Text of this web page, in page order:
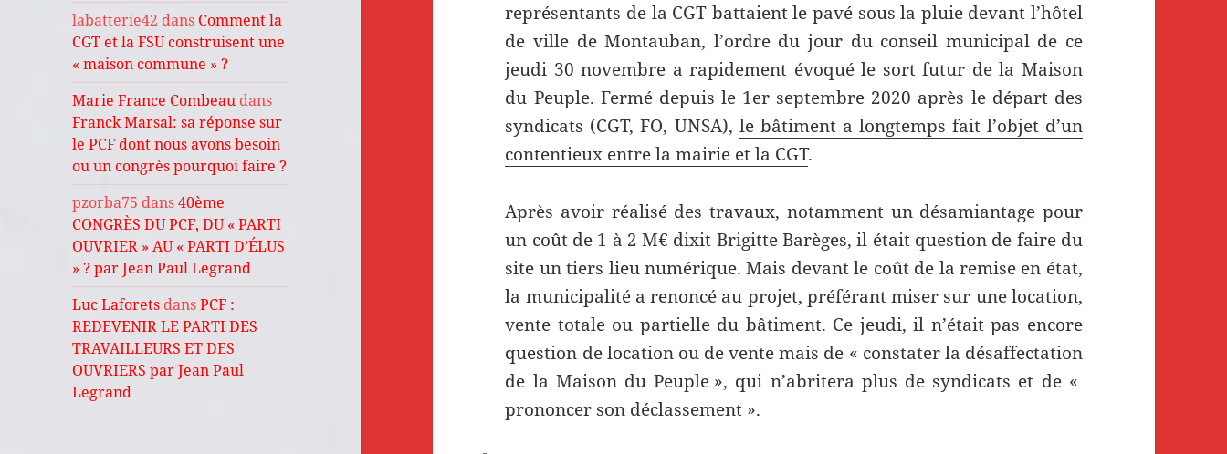
labatterie42 dans Comment la
CGT et la FSU construisent une
« maison commune » ?
Marie France Combeau dans
Franck Marsal: sa réponse sur
le PCF dont nous avons besoin
ou un congrès pourquoi faire ?
pzorba75 dans40ème
CONGRÈS DU PCF, DU « PARTI
OUVRIER » AU « PARTI D’ÉLUS
» ? par Jean Paul Legrand
Luc Laforets dansPCF :
REDEVENIR LE PARTI DES
TRAVAILLEURS ET DES
OUVRIERS par Jean Paul
Legrand
représentants de la CGT battaient le pavé sous la pluie devant l’hôtel
de ville de Montauban, l’ordre du jour du conseil municipal de ce
jeudi 30 novembre a rapidement évoqué le sort futur de la Maison
du Peuple. Fermé depuis le 1er septembre 2020 après le départ des
syndicats (CGT, FO, UNSA), le bâtiment a longtemps fait l’objet d’un
contentieux entre la mairie et la CGT.
Après avoir réalisé des travaux, notamment un désamiantage pour
un coût de 1 à 2 M€ dixit Brigitte Barèges, il était question de faire du
site un tiers lieu numérique. Mais devant le coût de la remise en état,
la municipalité a renoncé au projet, préférant miser sur une location,
vente totale ou partielle du bâtiment. Ce jeudi, il n’était pas encore
question de location ou de vente mais de « constater la désaffectation
de la Maison du Peuple », qui n’abritera plus de syndicats et de «
prononcer son déclassement ».